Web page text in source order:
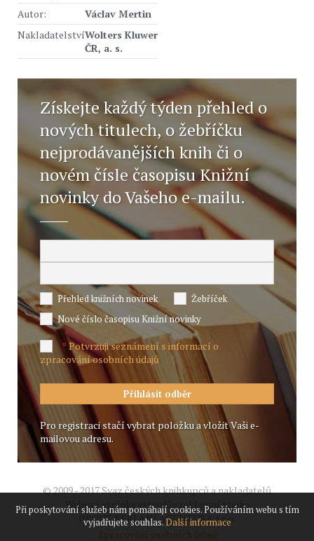
Autor:
Václav Mertin
NakladatelstvíWolters Kluwer
ČR, a. s.
Získejte každý týden přehled o
nových titulech, o žebříčku
nejprodávanějších knih či o
novém čísle časopisu Knižní
novinky do Vašeho e-mailu.
Přehled knižních novinek
Žebříček
Nové číslo časopisu Knižní novinky
*Potvrzuji seznámení s informací o
zpracování osobních údajů
Pro registraci stačí vybrat položku a vložit Vaši e-
mailovou adresu.
© 2009 - 2017 Svaz českých knihkupců a nakladatelů
Webové stránky vytvořilo reklamní studio
JIROUT REKLANÍ AGENTURA s.r.o.
Zpracování osobních údajů
Při poskytování služeb nám pomáhají cookies. Používáním webu s tím
vyjadřujete souhlas.Další informace